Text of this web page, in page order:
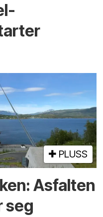
PLUSS
Asfalten
seg